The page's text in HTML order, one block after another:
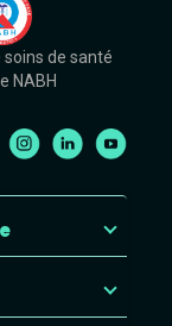
de santé
NABH